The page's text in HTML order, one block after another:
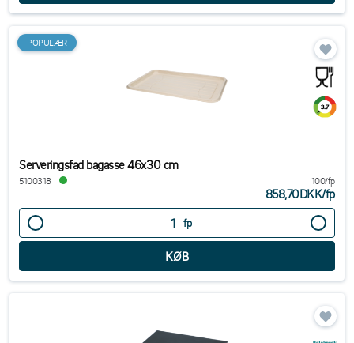
POPULÆR
Serveringsfad bagasse 46x30 cm
5100318 100/fp
858,70DKK/fp
fp